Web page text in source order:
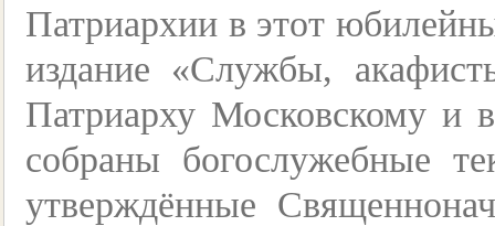
Патриархии в этот
издание «Службы,
Патриарху Московскому и
собраны богослужебные
утверждённые